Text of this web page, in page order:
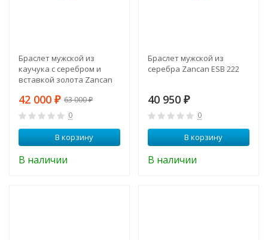
Браслет мужской из
каучука с серебром и
вставкой золота Zancan
42 000 ₽ 63 000₽
0
В корзину
В наличии
Браслет мужской из
серебра Zancan ESB 222
40 950 ₽
0
В корзину
В наличии